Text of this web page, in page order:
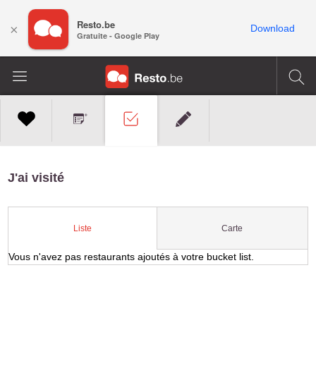
J'ai visité
Liste Carte
Vous n'avez pas restaurants ajoutés à votre bucket list.
× Resto.be
Gratuite - Google Play
Download